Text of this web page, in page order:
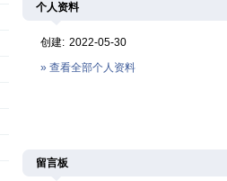
个人资料
创建: 2022-05-30
» 查看全部个人资料
留言板